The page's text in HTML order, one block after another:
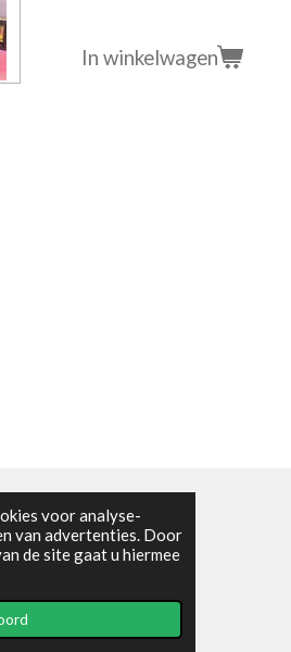
voor analyse-
van advertenties. Door
de site gaat u hiermee
In winkelwagen
Het vlinderpad